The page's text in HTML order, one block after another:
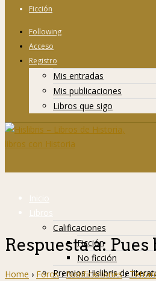
Ficción
Following
Acceso
Registro
Mis entradas
Mis publicaciones
Libros que sigo
Inicio
Libros
Calificaciones
Ficción
No ficción
Premios Hislibris de
Respuesta a:
Home › Foros › Notificaciones ›